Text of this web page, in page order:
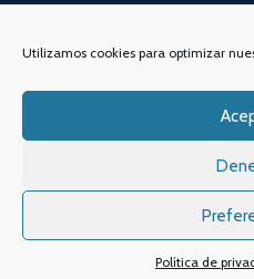
Utilizamos cookies para optimizar
Política de